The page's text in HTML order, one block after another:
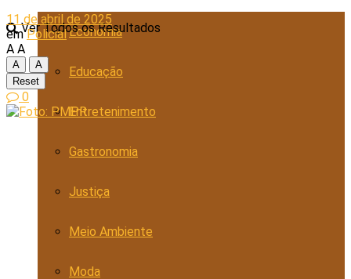
Economia
Educação
Entretenimento
Gastronomia
Justiça
Meio Ambiente
Moda
Ver Todos os Resultados
11 de abril de 2025
em Policial
A A
A
A
Reset
0